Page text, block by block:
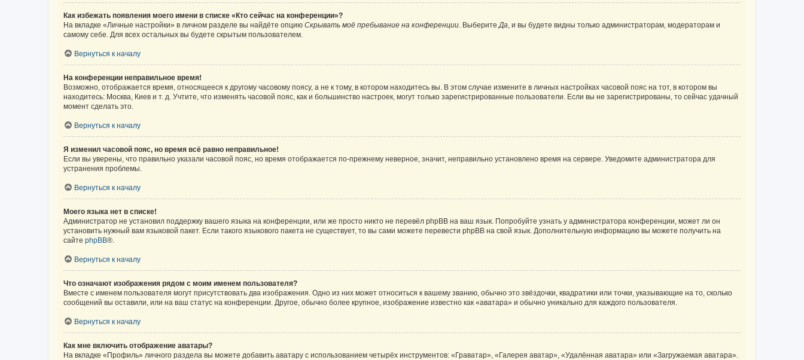
Как избежать появления моего имени в списке «Кто сейчас на конференции»?
На вкладке «Личные настройки» в личном разделе вы найдёте опцию Скрывать моё пребывание на конференции. ВыберитеДа, и вы будете видны только администраторам, модераторам и
самому себе. Для всех остальных вы будете скрытым пользователем.
Вернуться к началу
На конференции неправильное время!
Возможно, отображается время, относящееся к другому часовому поясу, а не к тому, в котором находитесь вы. В этом случае измените в личных настройках часовой пояс на тот, в котором вы
находитесь: Москва, Киев и т. д. Учтите, что изменять часовой пояс, как и большинство настроек, могут только зарегистрированные пользователи. Если вы не зарегистрированы, то сейчас удачный
момент сделать это.
Вернуться к началу
Я изменил часовой пояс, но время всё равно неправильное!
Если вы уверены, что правильно указали часовой пояс, но время отображается по-прежнему неверное, значит, неправильно установлено время на сервере. Уведомите администратора для
устранения проблемы.
Вернуться к началу
Моего языка нет в списке!
Администратор не установил поддержку вашего языка на конференции, или же просто никто не перевёл phpBB на ваш язык. Попробуйте узнать у администратора конференции, может ли он
установить нужный вам языковой пакет. Если такого языкового пакета не существует, то вы сами можете перевести phpBB на свой язык. Дополнительную информацию вы можете получить на
сайте phpBB®.
Вернуться к началу
Что означают изображения рядом с моим именем пользователя?
Вместе с именем пользователя могут присутствовать два изображения. Одно из них может относиться к вашему званию, обычно это звёздочки, квадратики или точки, указывающие на то, сколько
сообщений вы оставили, или на ваш статус на конференции. Другое, обычно более крупное, изображение известно как «аватара» и обычно уникально для каждого пользователя.
Вернуться к началу
Как мне включить отображение аватары?
На вкладке «Профиль» личного раздела вы можете добавить аватару с использованием четырёх инструментов: «Граватар», «Галерея аватар», «Удалённая аватара» или «Загружаемая аватара».